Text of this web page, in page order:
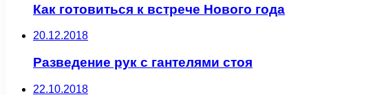
Как готовиться к встрече Нового года
20.12.2018
Разведение рук с гантелями стоя
22.10.2018